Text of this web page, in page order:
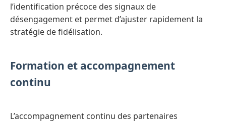
l’identification précoce des signaux de
désengagement et permet d’ajuster rapidement la
stratégie de fidélisation.
Formation et accompagnement
continu
L’accompagnement continu des partenaires